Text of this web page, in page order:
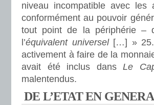
niveau incompatible avec les
conformément au pouvoir
tout point de la périphérie –
l’équivalent universel […] » 25.
activement à faire de la
avait été inclus dansLe
malentendus.
DE L’ETAT EN